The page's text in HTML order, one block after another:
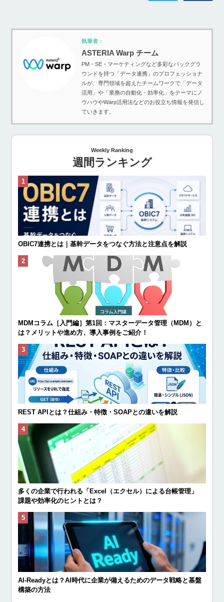
執筆者：
ASTERIA Warp チーム
PM・SE・マーケティングなど多彩なバックグラ
ウンドを持つ「データ連携」のプロフェッショナ
ルが、専門領域を超えたチームワークで「データ
活用」や「業務の自動化・効率化」をテーマにノ
ウハウやWarp活用法などのお役立ち情報を発信し
ていきます。
Weekly Ranking
週間ランキング
OBIC7連携とは｜基幹データをつなぐ方法と注意点を解説
MDMコラム［入門編］第1回：マスターデータ管理（MDM）と
は？メリットや進め方、導入事例をご紹介！
REST APIとは？仕組み・特徴・SOAPとの違いを解説
多くの企業で行われる「Excel（エクセル）による台帳管理」
課題や効率化のヒントとは？
AI-Readyとは？AI時代に企業が備えるためのデータ戦略と基盤
構築の方法